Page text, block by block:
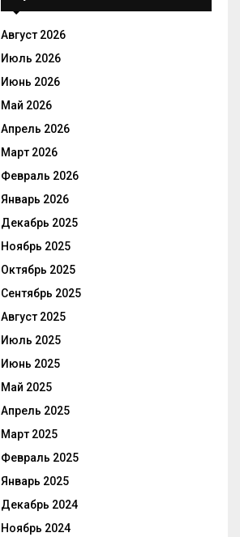
Август 2026
Июль 2026
Июнь 2026
Май 2026
Апрель 2026
Март 2026
Февраль 2026
Январь 2026
Декабрь 2025
Ноябрь 2025
Октябрь 2025
Сентябрь 2025
Август 2025
Июль 2025
Июнь 2025
Май 2025
Апрель 2025
Март 2025
Февраль 2025
Январь 2025
Декабрь 2024
Ноябрь 2024